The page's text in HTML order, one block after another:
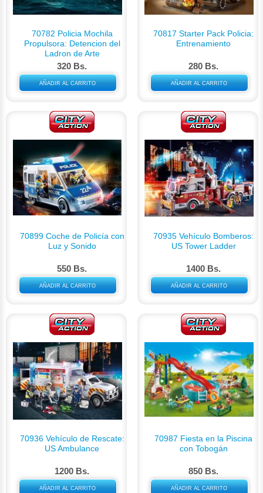
70782 Policia Mochila
Propulsora: Detencion del
Ladron de Arte
320 Bs.
AÑADIR AL CARRITO
70817 Starter Pack Policia:
Entrenamiento
280 Bs.
AÑADIR AL CARRITO
70899 Coche de Policía con
Luz y Sonido
550 Bs.
AÑADIR AL CARRITO
70935 Vehículo Bomberos:
US Tower Ladder
1400 Bs.
AÑADIR AL CARRITO
70936 Vehículo de Rescate:
US Ambulance
1200 Bs.
AÑADIR AL CARRITO
70987 Fiesta en la Piscina
con Tobogán
850 Bs.
AÑADIR AL CARRITO